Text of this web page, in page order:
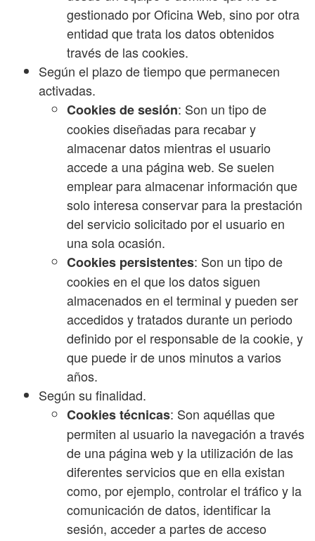
gestionado por Oficina Web, sino por otra
entidad que trata los datos obtenidos
través de las cookies.
Según el plazo de tiempo que permanecen
activadas.
Cookies de sesión: Son un tipo de
cookies diseñadas para recabar y
almacenar datos mientras el usuario
accede a una página web. Se suelen
emplear para almacenar información que
solo interesa conservar para la prestación
del servicio solicitado por el usuario en
una sola ocasión.
Cookies persistentes: Son un tipo de
cookies en el que los datos siguen
almacenados en el terminal y pueden ser
accedidos y tratados durante un periodo
definido por el responsable de la cookie, y
que puede ir de unos minutos a varios
años.
Según su finalidad.
Cookies técnicas: Son aquéllas que
permiten al usuario la navegación a través
de una página web y la utilización de las
diferentes servicios que en ella existan
como, por ejemplo, controlar el tráfico y la
comunicación de datos, identificar la
sesión, acceder a partes de acceso